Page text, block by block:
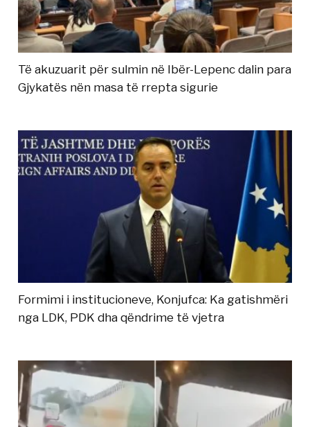
Të akuzuarit për sulmin në Ibër-Lepenc dalin para
Gjykatës nën masa të rrepta sigurie
Formimi i institucioneve, Konjufca: Ka gatishmëri
nga LDK, PDK dha qëndrime të vjetra